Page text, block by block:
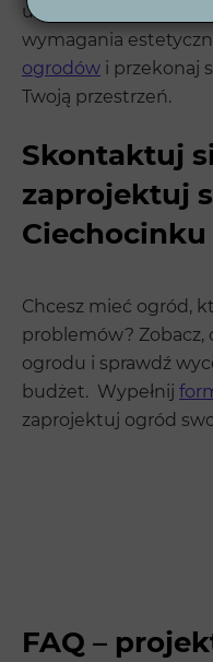
utrzymaniu, a
wymagania
ogrodów i przekonaj
Twoją przestrzeń.
Skontaktuj
zaprojektuj
Ciechocinku
Chcesz mieć ogród,
problemów? Zobacz,
ogrodu i sprawdź
budżet. Wypełnij
zaprojektuj ogród
FAQ –